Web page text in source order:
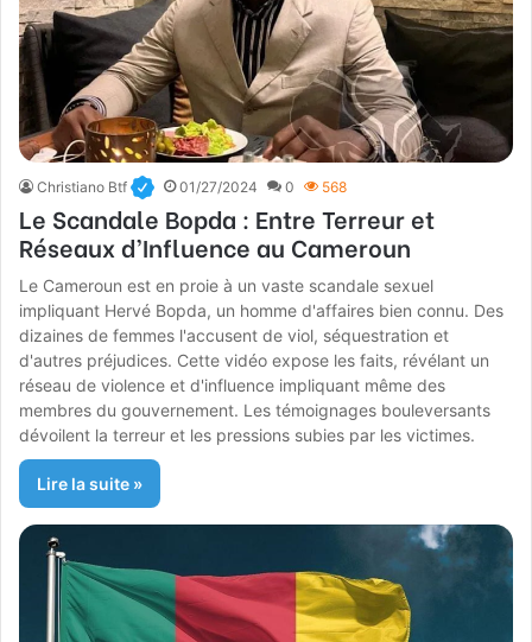
Christiano Btf 01/27/2024 0 568
Le Scandale Bopda : Entre Terreur et
Réseaux d’Influence au Cameroun
Le Cameroun est en proie à un vaste scandale sexuel
impliquant Hervé Bopda, un homme d'affaires bien connu. Des
dizaines de femmes l'accusent de viol, séquestration et
d'autres préjudices. Cette vidéo expose les faits, révélant un
réseau de violence et d'influence impliquant même des
membres du gouvernement. Les témoignages bouleversants
dévoilent la terreur et les pressions subies par les victimes.
Lire la suite »